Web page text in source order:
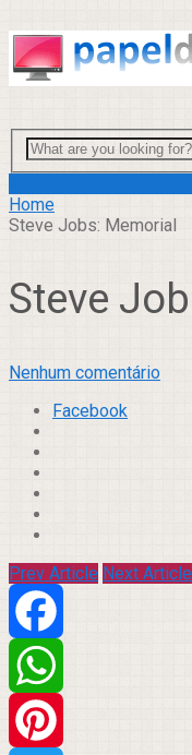
Home
Steve Jobs: Memorial
Steve
Nenhum comentário
Facebook
Prev Article Next Article
Facebook
WhatsApp